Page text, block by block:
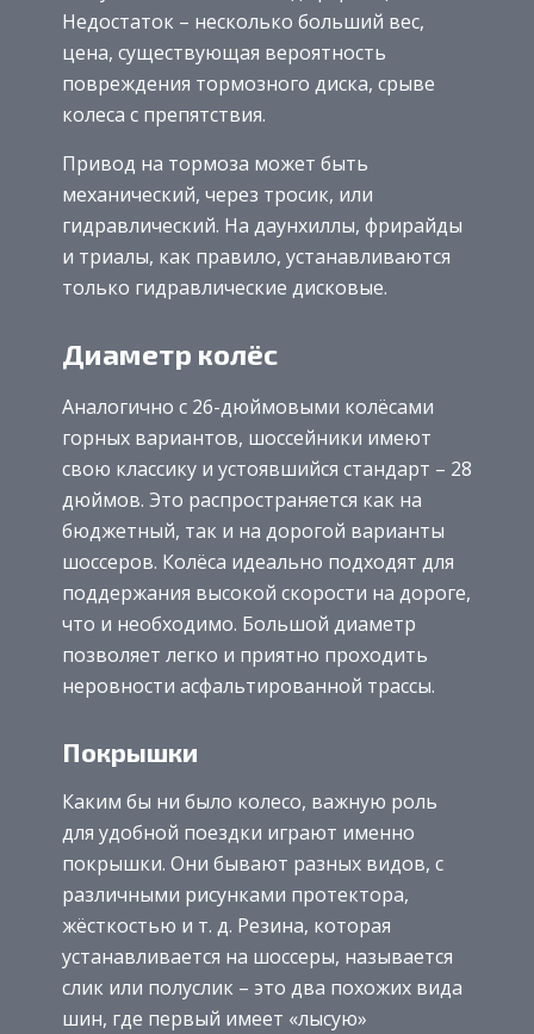
Недостаток – несколько больший вес,
цена, существующая вероятность
повреждения тормозного диска, срыве
колеса с препятствия.
Привод на тормоза может быть
механический, через тросик, или
гидравлический. На даунхиллы, фрирайды
и триалы, как правило, устанавливаются
только гидравлические дисковые.
Диаметр колёс
Аналогично с 26-дюймовыми колёсами
горных вариантов, шоссейники имеют
свою классику и устоявшийся стандарт – 28
дюймов. Это распространяется как на
бюджетный, так и на дорогой варианты
шоссеров. Колёса идеально подходят для
поддержания высокой скорости на дороге,
что и необходимо. Большой диаметр
позволяет легко и приятно проходить
неровности асфальтированной трассы.
Покрышки
Каким бы ни было колесо, важную роль
для удобной поездки играют именно
покрышки. Они бывают разных видов, с
различными рисунками протектора,
жёсткостью и т. д. Резина, которая
устанавливается на шоссеры, называется
слик или полуслик – это два похожих вида
шин, где первый имеет «лысую»